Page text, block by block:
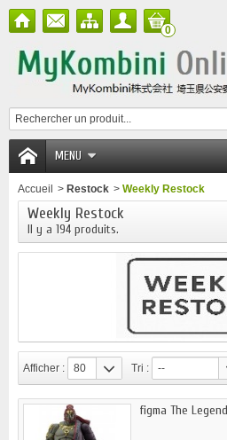
0
MENU
Accueil > Restock > Weekly Restock
Weekly Restock
Il y a 194 produits.
Afficher : 80 Tri : --
figma The